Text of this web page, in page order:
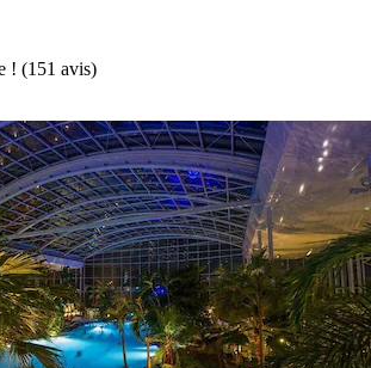
! (151 avis)